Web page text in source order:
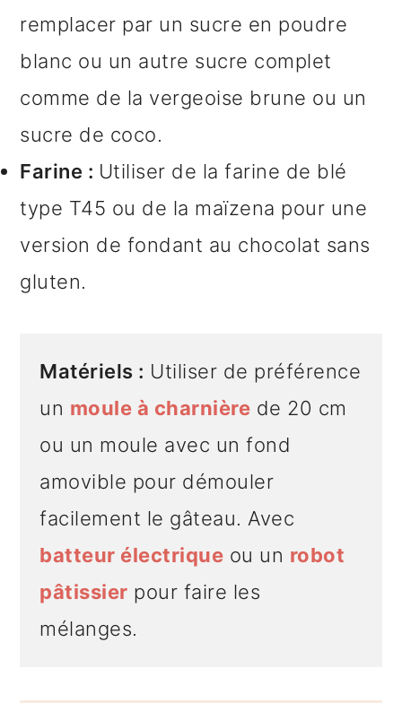
remplacer par un sucre en poudre
blanc ou un autre sucre complet
comme de la vergeoise brune ou un
sucre de coco.
Farine : Utiliser de la farine de blé
type T45 ou de la maïzena pour une
version de fondant au chocolat sans
gluten.
Matériels : Utiliser de préférence
un moule à charnière de 20 cm
ou un moule avec un fond
amovible pour démouler
facilement le gâteau. Avec
batteur électrique ou un robot
pâtissier pour faire les
mélanges.